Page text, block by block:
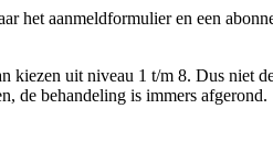
het aanmeldformulier en een
uit niveau 1 t/m 8. Dus niet
de behandeling is immers afgerond.